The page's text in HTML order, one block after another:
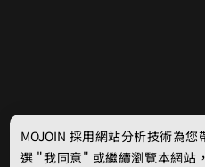
MOJOIN 採用網站分析技術為您
選 "我同意" 或繼續瀏覽本網站